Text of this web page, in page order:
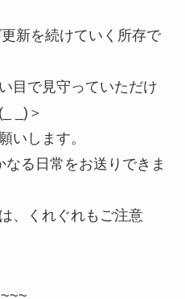
新を続けていく所存で
目で見守っていただけ
_)＞
いします。
る日常をお送りできま
、くれぐれもご注意